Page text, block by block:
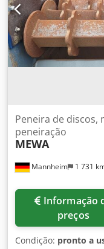
Mannheim 1 731
Peneira de discos,
peneiração
MEWA
preços
Condição: pronto a